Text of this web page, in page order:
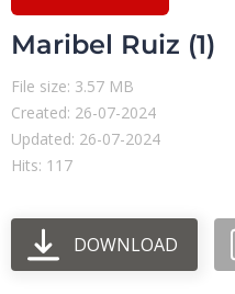
Maribel Ruiz (1)
File size: 3.57 MB
Created: 26-07-2024
Updated: 26-07-2024
Hits: 117
DOWNLOAD